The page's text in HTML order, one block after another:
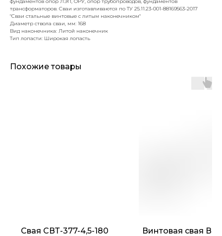
трансформаторов. Сваи изготавливаются по ТУ 25.11.23-001-88169563-2017
"Сваи стальные винтовые с литым наконечником"
Диаметр ствола сваи, мм: 168
Вид наконечника: Литой наконечник
Тип лопасти: Широкая лопасть
Похожие товары
Свая СВТ-377-4,5-180
Винтовая свая